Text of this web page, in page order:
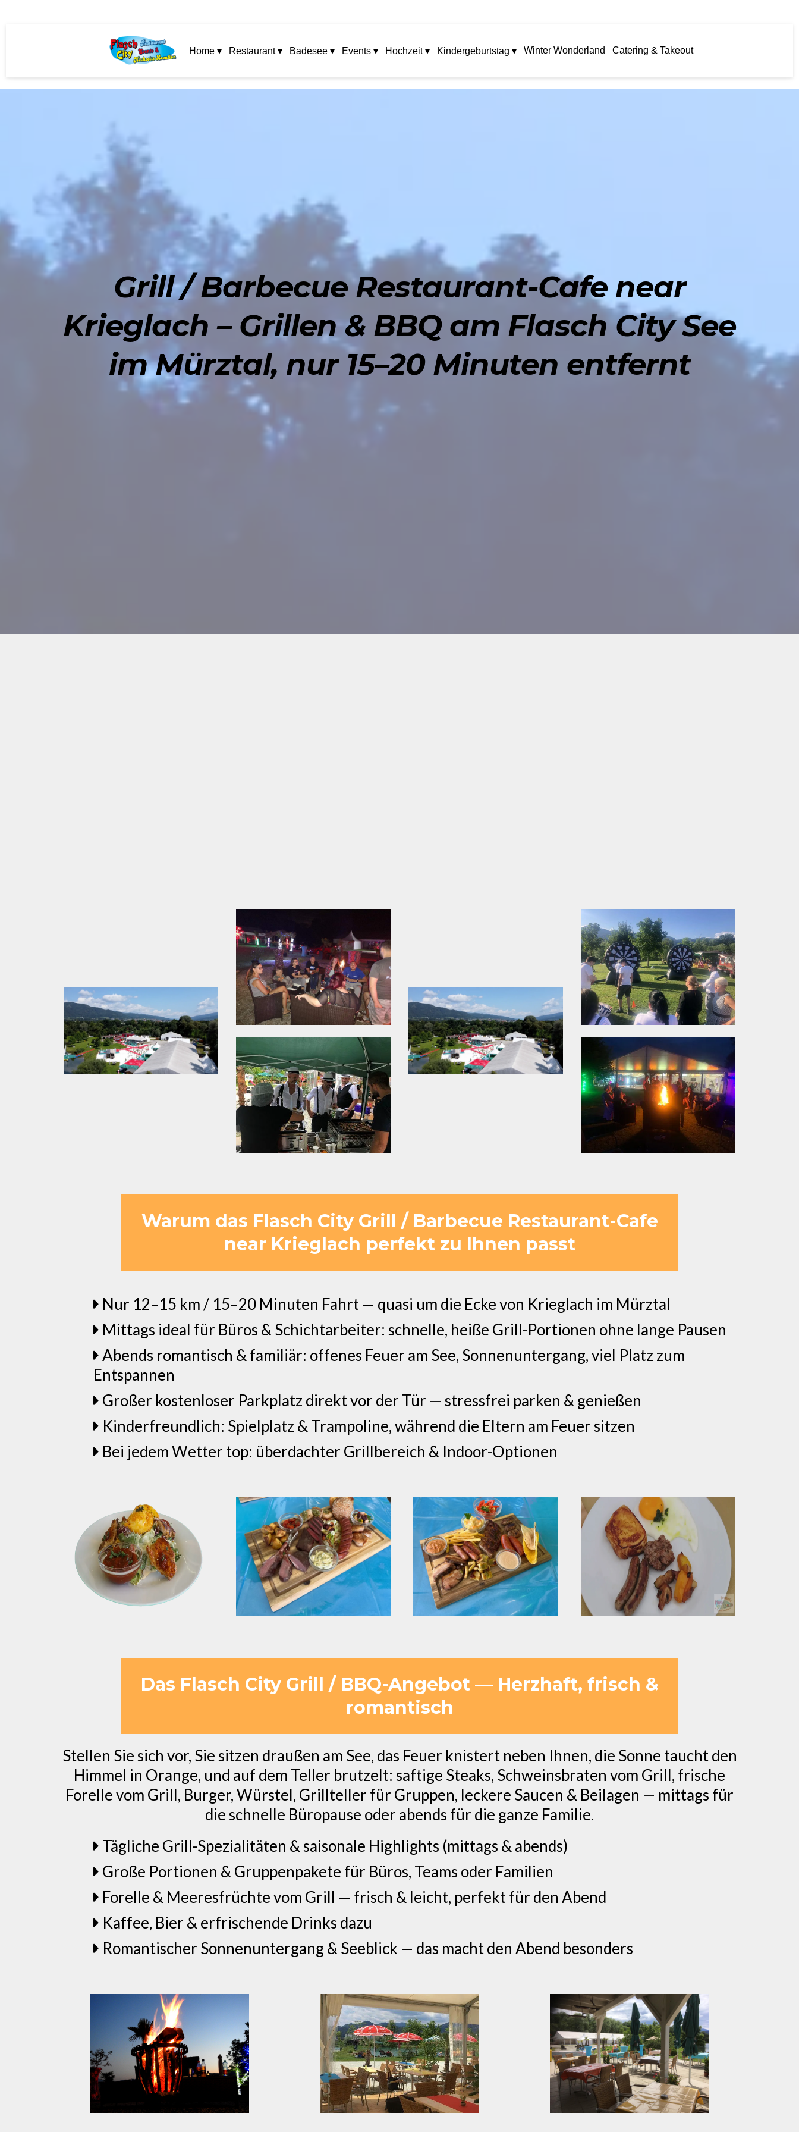
Home ▾ Restaurant ▾ Badesee ▾ Events ▾ Hochzeit ▾ Kindergeburtstag ▾ Winter Wonderland Catering & Takeout
Grill / Barbecue Restaurant-Cafe near
Krieglach – Grillen & BBQ am Flasch City See
im Mürztal, nur 15–20 Minuten entfernt
Warum das Flasch City Grill / Barbecue Restaurant-Cafe
near Krieglach perfekt zu Ihnen passt
Nur 12–15 km / 15–20 Minuten Fahrt — quasi um die Ecke von Krieglach im Mürztal
Mittags ideal für Büros & Schichtarbeiter: schnelle, heiße Grill-Portionen ohne lange Pausen
Abends romantisch & familiär: offenes Feuer am See, Sonnenuntergang, viel Platz zum
Entspannen
Großer kostenloser Parkplatz direkt vor der Tür — stressfrei parken & genießen
Kinderfreundlich: Spielplatz & Trampoline, während die Eltern am Feuer sitzen
Bei jedem Wetter top: überdachter Grillbereich & Indoor-Optionen
Das Flasch City Grill / BBQ-Angebot — Herzhaft, frisch &
romantisch
Stellen Sie sich vor, Sie sitzen draußen am See, das Feuer knistert neben Ihnen, die Sonne taucht den
Himmel in Orange, und auf dem Teller brutzelt: saftige Steaks, Schweinsbraten vom Grill, frische
Forelle vom Grill, Burger, Würstel, Grillteller für Gruppen, leckere Saucen & Beilagen — mittags für
die schnelle Büropause oder abends für die ganze Familie.
Tägliche Grill-Spezialitäten & saisonale Highlights (mittags & abends)
Große Portionen & Gruppenpakete für Büros, Teams oder Familien
Forelle & Meeresfrüchte vom Grill — frisch & leicht, perfekt für den Abend
Kaffee, Bier & erfrischende Drinks dazu
Romantischer Sonnenuntergang & Seeblick — das macht den Abend besonders